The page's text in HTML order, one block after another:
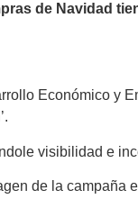
de Navidad
Económico y
visibilidad e
de la